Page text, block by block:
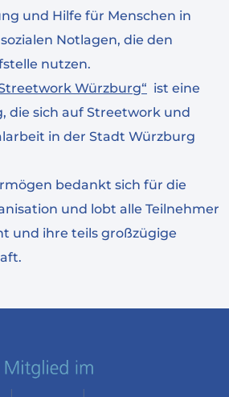
und Hilfe für Menschen in
Notlagen, die den
nutzen.
Würzburg“ ist eine
die sich auf Streetwork und
in der Stadt Würzburg
bedankt sich für die
und lobt alle Teilnehmer
und ihre teils großzügige